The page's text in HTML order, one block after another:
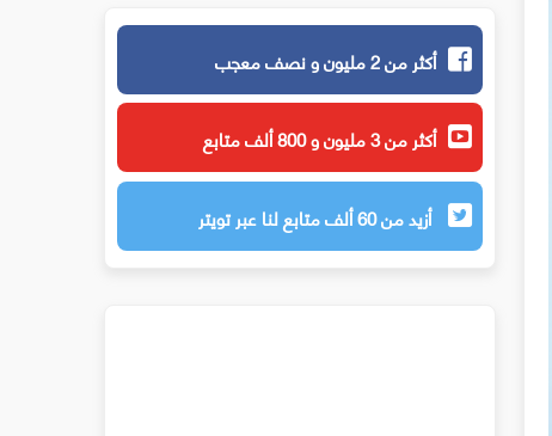
أكثر من 2 مليون و نصف معجب
أكثر من 3 مليون و 800 ألف متابع
أزيد من 60 ألف متابع لنا عبر تويتر